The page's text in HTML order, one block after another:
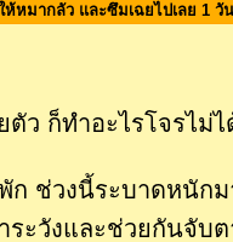
หมากลัว และซึมเฉยไปเลย 1 วั
ว ก็ทำอะไรโจรไม่
ก ช่วงนี้ระบาดหนัก
ระวังและช่วยกันจับ